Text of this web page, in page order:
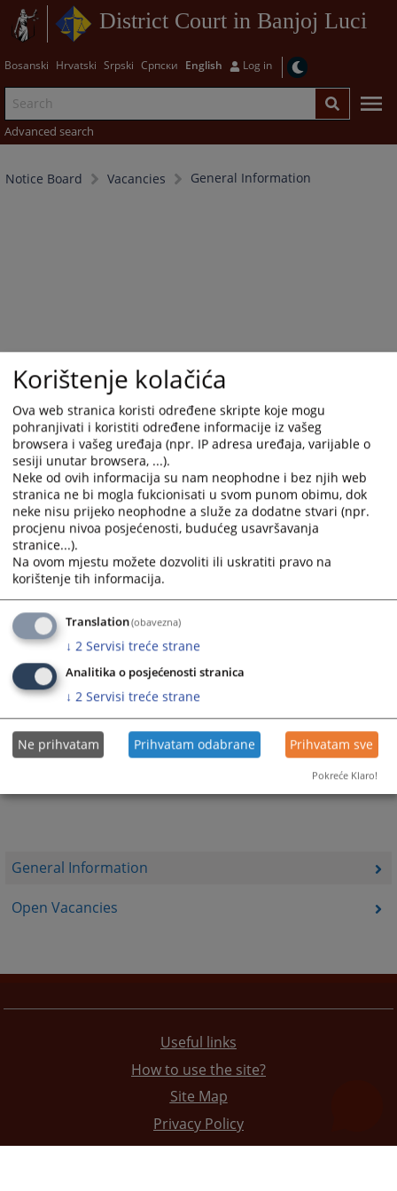
District Court in Banjoj Luci
Bosanski Hrvatski Srpski Српски English Log in
Advanced search
Notice Board Vacancies General Information
General Information
Open Vacancies
Trenutno nema vijesti
Useful links
How to use the site?
Site Map
Privacy Policy
Korištenje kolačića
Ova web stranica koristi određene skripte koje mogu
pohranjivati i koristiti određene informacije iz vašeg
browsera i vašeg uređaja (npr. IP adresa uređaja, varijable o
sesiji unutar browsera, ...).
Neke od ovih informacija su nam neophodne i bez njih web
stranica ne bi mogla fukcionisati u svom punom obimu, dok
neke nisu prijeko neophodne a služe za dodatne stvari (npr.
procjenu nivoa posjećenosti, budućeg usavršavanja
stranice...).
Na ovom mjestu možete dozvoliti ili uskratiti pravo na
korištenje tih informacija.
Translation(obavezna)
↓ 2 Servisi treće strane
Analitika o posjećenosti stranica
↓ 2 Servisi treće strane
Ne prihvatam Prihvatam odabrane Prihvatam sve
Pokreće Klaro!